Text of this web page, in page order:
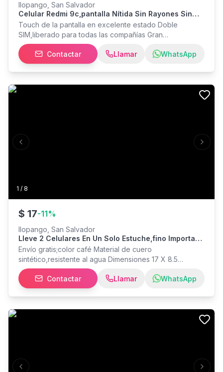
Ilopango, San Salvador
Celular Redmi 9c,pantalla Nítida Sin Rayones Sin
Quebraduras,64 Gb Memoria Interna
Touch de la pantalla en excelente estado Doble
SIM,liberado para todas las compañías Gran
almacenamiento de 64 GB de memoria interna,lector de
huellas,pantalla 6.53 pulgadas Bateria de 5000 mAh en
perfecto estado Todo funcionando al 100% Vendo
solamente el celular, puede probarlo sin compromiso
Entrego sábados y domingos
Contactar Llamar WhatsApp
1 / 8
Previous slide Next
$ 17-11%
Ilopango, San Salvador
Lleve 2 Celulares En Un Solo Estuche,fino Importado
Con Práctico Cierre Magnético (iman)
Envío gratis;color café Material de cuero
sintético,resistente al agua Dimensiones 17 X 8.5
centímetros Medida universal se adapta al tamaño de
los celulares de moda Depósitos para billetes y tarjetas
Solamente entrego sábados y domingos en San
salvador y alrededores
Contactar Llamar WhatsApp